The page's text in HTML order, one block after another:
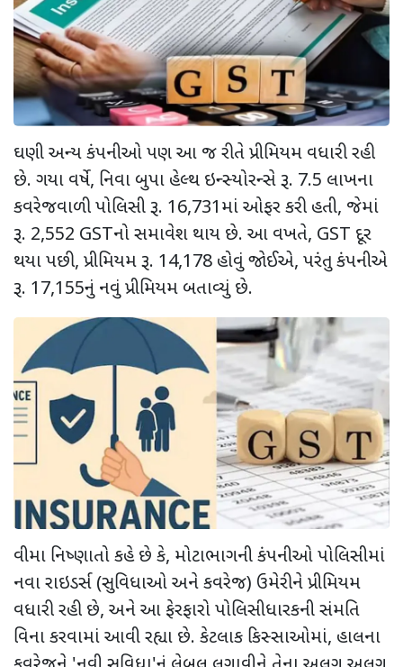
ઘણી અન્ય કંપનીઓ પણ આ જ રીતે પ્રીમિયમ વધારી રહી
છે. ગયા વર્ષે, નિવા બુપા હેલ્થ ઇન્સ્યોરન્સે રૂ. 7.5 લાખના
કવરેજવાળી પોલિસી રૂ. 16,731માં ઓફર કરી હતી, જેમાં
રૂ. 2,552 GSTનો સમાવેશ થાય છે. આ વખતે, GST દૂર
થયા પછી, પ્રીમિયમ રૂ. 14,178 હોવું જોઈએ, પરંતુ કંપનીએ
રૂ. 17,155નું નવું પ્રીમિયમ બતાવ્યું છે.
વીમા નિષ્ણાતો કહે છે કે, મોટાભાગની કંપનીઓ પોલિસીમાં
નવા રાઇડર્સ (સુવિધાઓ અને કવરેજ) ઉમેરીને પ્રીમિયમ
વધારી રહી છે, અને આ ફેરફારો પોલિસીધારકની સંમતિ
વિના કરવામાં આવી રહ્યા છે. કેટલાક કિસ્સાઓમાં, હાલના